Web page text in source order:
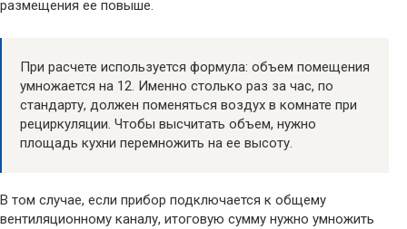
размещения ее повыше.
При расчете используется формула: объем помещения
умножается на 12. Именно столько раз за час, по
стандарту, должен поменяться воздух в комнате при
рециркуляции. Чтобы высчитать объем, нужно
площадь кухни перемножить на ее высоту.
В том случае, если прибор подключается к общему
вентиляционному каналу, итоговую сумму нужно умножить